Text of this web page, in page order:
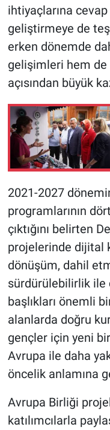
ihtiyaçlarına
geliştirmeye de
erken dönemde
gelişimleri hem de
açısından büyük
2021-2027
programlarının
çıktığını belirten
projelerinde dijital
dönüşüm, dahil
sürdürülebilirlik ile
başlıkları önemli
alanlarda doğru
gençler için yeni
Avrupa ile daha
öncelik anlamına
Avrupa Birliği
katılımcılarla